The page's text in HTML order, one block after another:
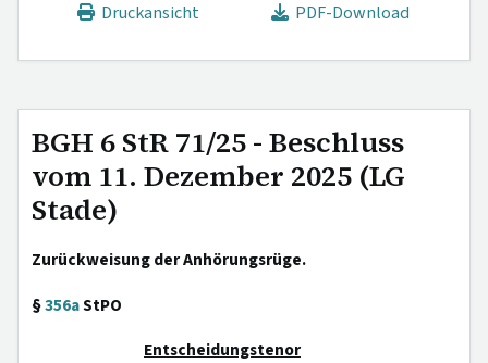
Druckansicht
PDF-Download
BGH 6 StR 71/25 - Beschluss
vom 11. Dezember 2025 (LG
Stade)
Zurückweisung der Anhörungsrüge.
§356aStPO
Entscheidungstenor